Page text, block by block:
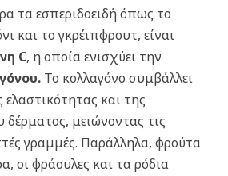
τα εσπεριδοειδή όπως το
και το γκρέιπφρουτ, είναι
C, η οποία ενισχύει την
. Το κολλαγόνο συμβάλλει
και της
δέρματος, μειώνοντας τις
γραμμές. Παράλληλα, φρούτα
οι φράουλες και τα ρόδια